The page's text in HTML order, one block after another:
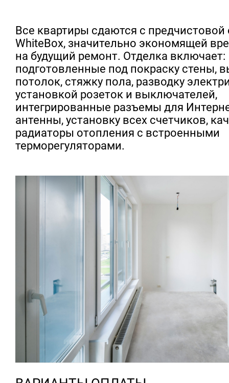
Все квартиры сдаются с предчистовой
WhiteBox, значительно экономящей
на будущий ремонт. Отделка включает:
подготовленные под покраску стены,
потолок, стяжку пола, разводку
установкой розеток и выключателей,
интегрированные разъемы для
антенны, установку всех счетчиков,
радиаторы отопления с встроенными
терморегуляторами.